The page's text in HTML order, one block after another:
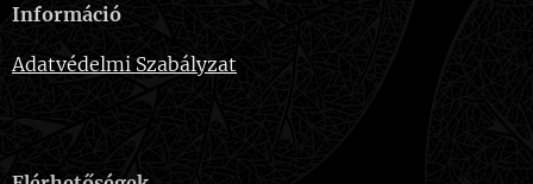
Információ
Adatvédelmi Szabályzat